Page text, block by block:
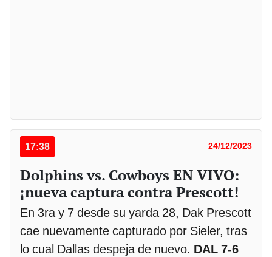
17:38 24/12/2023
Dolphins vs. Cowboys EN VIVO:
¡nueva captura contra Prescott!
En 3ra y 7 desde su yarda 28, Dak Prescott
cae nuevamente capturado por Sieler, tras
lo cual Dallas despeja de nuevo. DAL 7-6